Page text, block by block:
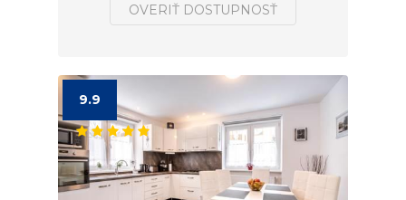
OVERIŤ DOSTUPNOSŤ
9.9